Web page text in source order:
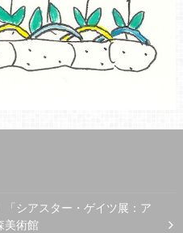
「シアスター・ゲイツ展：ア
美術館